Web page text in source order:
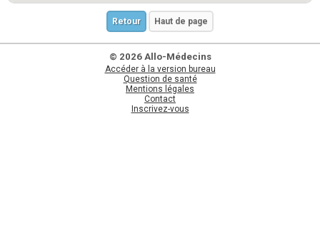
Retour Haut de page
© 2026 Allo-Médecins
Accéder à la version bureau
Question de santé
Mentions légales
Contact
Inscrivez-vous